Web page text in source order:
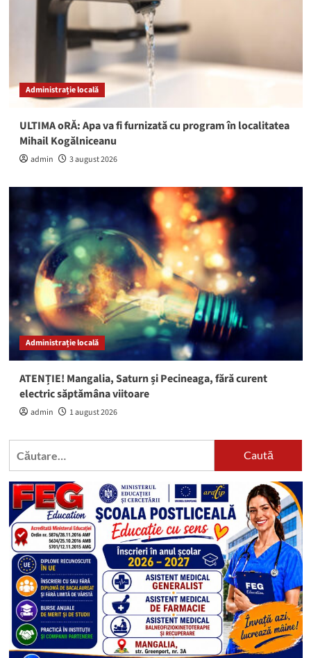
Administrație locală
ULTIMA oRĂ: Apa va fi furnizată cu program în localitatea
Mihail Kogălniceanu
admin 3 august 2026
Administrație locală
ATENȚIE! Mangalia, Saturn și Pecineaga, fără curent
electric săptămâna viitoare
admin 1 august 2026
Caută